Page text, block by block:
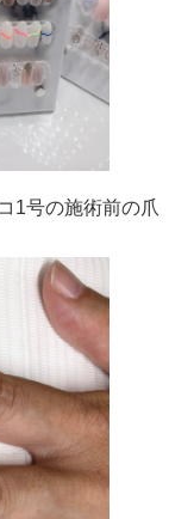
1号の施術前の爪